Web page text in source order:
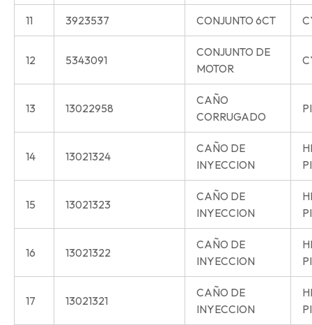
11 3923537 CONJUNTO 6CT
12 5343091
CONJUNTO DE
MOTOR
13 13022958
CAÑO
CORRUGADO
14 13021324
CAÑO DE
INYECCION
15 13021323
CAÑO DE
INYECCION
16 13021322
CAÑO DE
INYECCION
17 13021321
CAÑO DE
INYECCION